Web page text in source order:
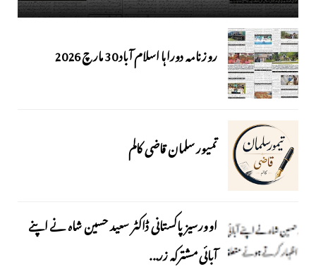
روزنامہ دوراہا اسلام آباد 30 مارچ 2026
تمیور سلمان قاضی کالم
اوورسیز پاکستانی ڈاکٹر سعید حسین شاہ نے اپنے
آبائی مشترکہ زر...